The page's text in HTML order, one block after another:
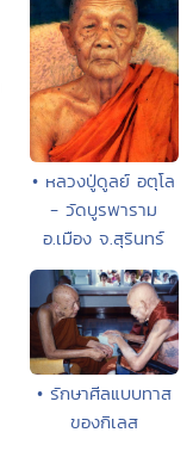
• หลวงปู่ดูลย์ อตุโล
- วัดบูรพาราม
อ.เมือง จ.สุรินทร์
• รักษาศีลแบบทาส
ของกิเลส